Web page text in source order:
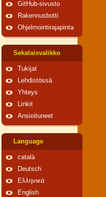
GitHub-sivusto
Rakennusbotti
Ohjelmointirajapinta
Sekalaisvalikko
Tukijat
Lehdistössä
Yhteys
Linkit
Ansioituneet
Language
català
Deutsch
Ελληνικά
English